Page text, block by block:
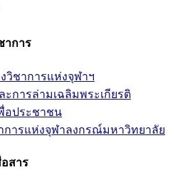
าการ
วิชาการแห่งจุฬาฯ
การล่ามเฉลิมพระเกียรติ
อประชาชน
การแห่งจุฬาลงกรณ์มหาวิทยาลัย
สาร